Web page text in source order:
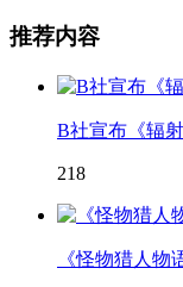
推荐内容
B社宣布《辐
218
《怪物猎人物